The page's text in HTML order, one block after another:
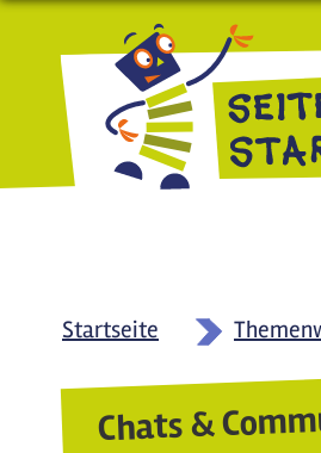
Direkt zum Inhalt
Startseite
Chats &